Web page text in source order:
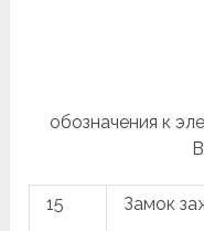
обозначения к
15 Замок